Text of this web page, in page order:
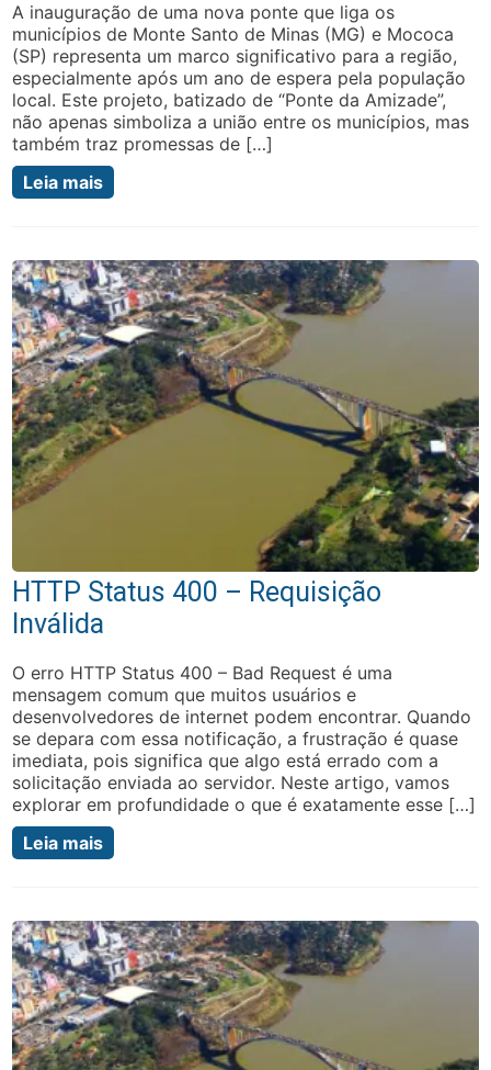
A inauguração de uma nova ponte que liga os
municípios de Monte Santo de Minas (MG) e Mococa
(SP) representa um marco significativo para a região,
especialmente após um ano de espera pela população
local. Este projeto, batizado de “Ponte da Amizade”,
não apenas simboliza a união entre os municípios, mas
também traz promessas de […]
Leia mais
HTTP Status 400 – Requisição
Inválida
O erro HTTP Status 400 – Bad Request é uma
mensagem comum que muitos usuários e
desenvolvedores de internet podem encontrar. Quando
se depara com essa notificação, a frustração é quase
imediata, pois significa que algo está errado com a
solicitação enviada ao servidor. Neste artigo, vamos
explorar em profundidade o que é exatamente esse […]
Leia mais